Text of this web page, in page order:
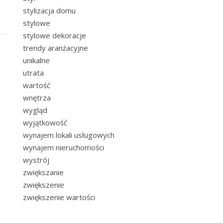
stylizacja domu
stylowe
stylowe dekoracje
trendy aranżacyjne
unikalne
utrata
wartość
wnętrza
wygląd
wyjątkowość
wynajem lokali usługowych
wynajem nieruchomości
wystrój
zwiększanie
zwiększenie
zwiększenie wartości